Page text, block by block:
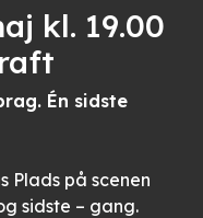
kl. 19.00
Én sidste
Pladspå scenen
sidste – gang.